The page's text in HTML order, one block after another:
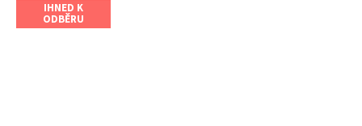
IHNED K
ODBĚRU